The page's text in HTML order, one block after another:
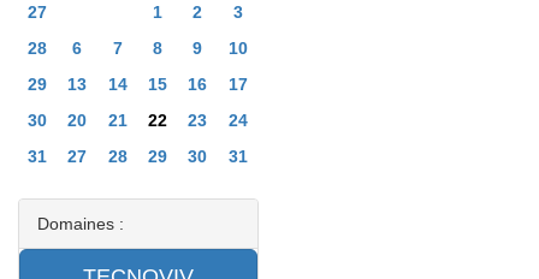
27
1 2
3
28
6 7 8 9
10
29
13 14 15 16
17
30
20 21 22 23
24
31
27 28 29 30 31
Domaines :